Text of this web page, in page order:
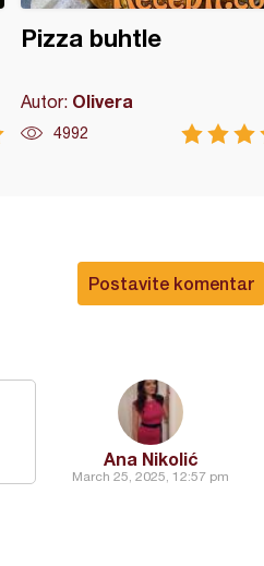
Pizza buhtle
Autor: Olivera
4992
Postavite komentar
Ana Nikolić
March 25, 2025, 12:57 pm